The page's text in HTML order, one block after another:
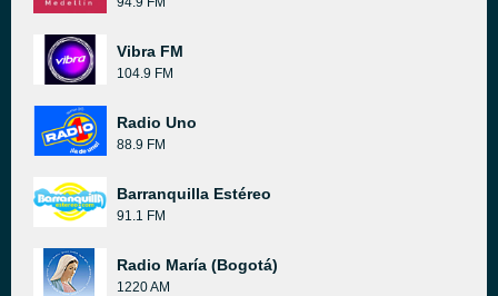
Vibra FM
104.9 FM
Radio Uno
88.9 FM
Barranquilla Estéreo
91.1 FM
Radio María (Bogotá)
1220 AM